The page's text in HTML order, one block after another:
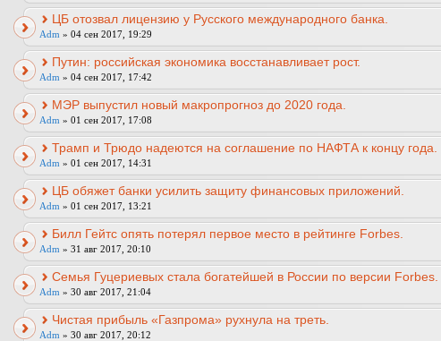
ЦБ отозвал лицензию у Русского международного банка.
Adm » 04 сен 2017, 19:29
Путин: российская экономика восстанавливает рост.
Adm » 04 сен 2017, 17:42
МЭР выпустил новый макропрогноз до 2020 года.
Adm » 01 сен 2017, 17:08
Трамп и Трюдо надеются на соглашение по НАФТА к концу года.
Adm » 01 сен 2017, 14:31
ЦБ обяжет банки усилить защиту финансовых приложений.
Adm » 01 сен 2017, 13:21
Билл Гейтс опять потерял первое место в рейтинге Forbes.
Adm » 31 авг 2017, 20:10
Семья Гуцериевых стала богатейшей в России по версии Forbes.
Adm » 30 авг 2017, 21:04
Чистая прибыль «Газпрома» рухнула на треть.
Adm » 30 авг 2017, 20:12